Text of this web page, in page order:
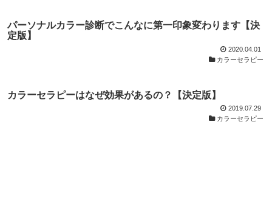
パーソナルカラー診断でこんなに第一印象変わります【決
定版】
2020.04.01
カラーセラピー
カラーセラピーはなぜ効果があるの？【決定版】
2019.07.29
カラーセラピー